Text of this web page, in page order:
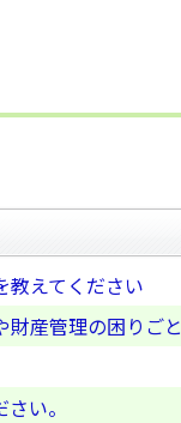
教えてください
産管理の困りご
い。